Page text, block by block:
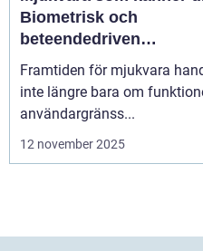
Biometrisk och
beteendedriven
personalisering
Framtiden för mjukvara
inte längre bara om
användargränss...
12 november 2025